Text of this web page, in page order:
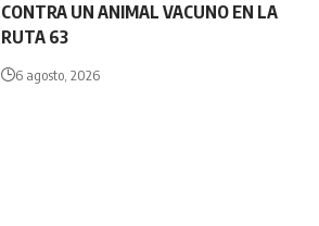
CONTRA UN ANIMAL VACUNO EN LA
RUTA 63
6 agosto, 2026